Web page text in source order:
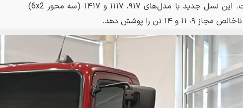
یک گام بزرگ به جلو برداشته است. این نسل جدید با مدل‌های ۹۱۷، ۱۱۱۷ و ۱۴۱۷ (سه محور 6x2)
۱۴ تن را پوشش دهد.